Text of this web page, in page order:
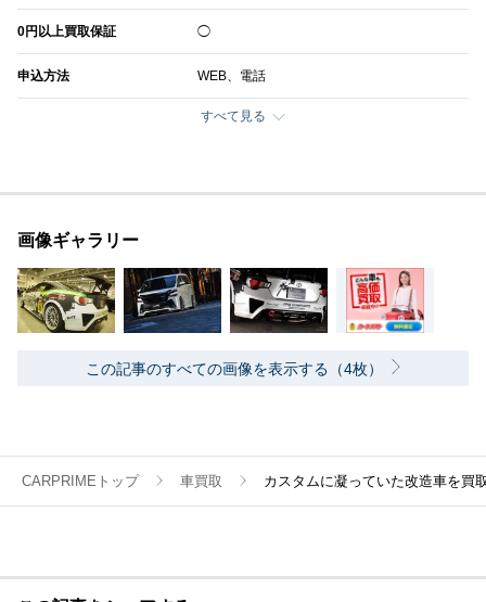
0円以上買取保証 ◯
申込方法 WEB、電話
すべて見る
画像ギャラリー
この記事のすべての画像を表示する（4枚）
CARPRIMEトップ 車買取 カスタムに凝っていた改造車を買